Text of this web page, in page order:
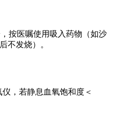
按医嘱使用吸入药物（如沙
不发烧）。
，若静息血氧饱和度＜